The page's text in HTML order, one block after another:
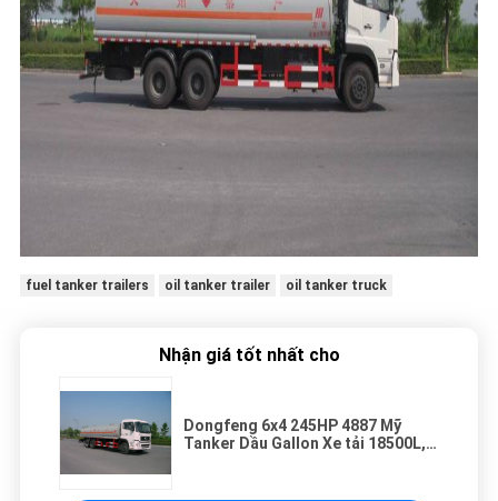
fuel tanker trailers oil tanker trailer oil tanker truck
Nhận giá tốt nhất cho
Dongfeng 6x4 245HP 4887 Mỹ
Tanker Dầu Gallon Xe tải 18500L,